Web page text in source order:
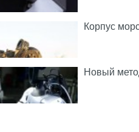
Корпус
Новый